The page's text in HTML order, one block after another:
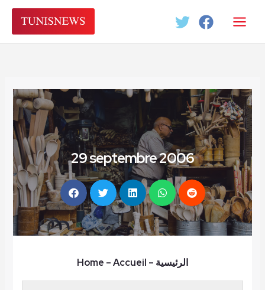
Aller
contenu
29 septembre 2006
Home – Accueil – الرئيسية